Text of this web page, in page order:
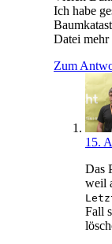
Ich habe
Datei mehr
Zum
15.
Das
weil
Fall